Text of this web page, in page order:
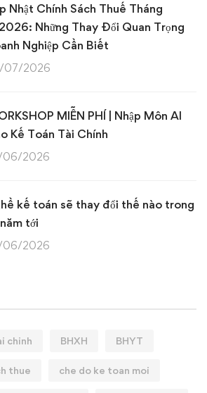
Nhật Chính Sách Thuế Tháng
Những Thay Đổi Quan Trọng
Nghiệp Cần Biết
07/2026
MIỄN PHÍ | Nhập Môn AI
Kế Toán Tài Chính
06/2026
kế toán sẽ thay đổi thế nào trong
tới
06/2026
chinh BHXH BHYT
thue che do ke toan moi